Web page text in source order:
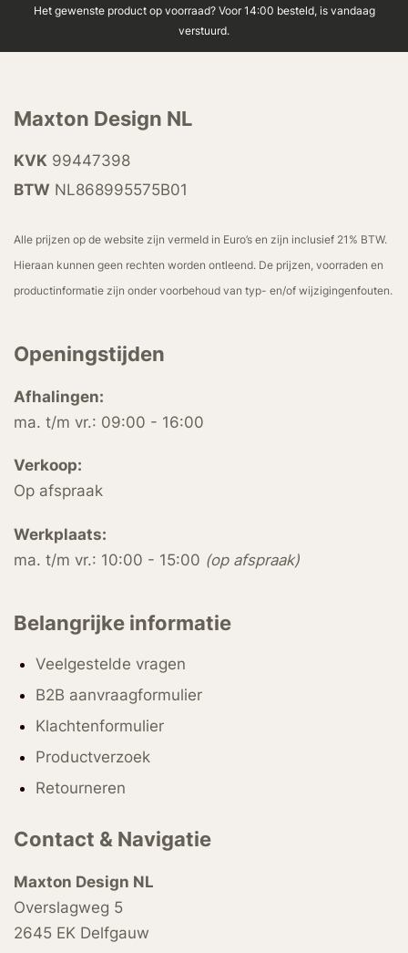
Het gewenste product op voorraad? Voor 14:00 besteld, is vandaag
verstuurd.
Maxton Design NL
KVK 99447398
BTW NL868995575B01
Alle prijzen op de website zijn vermeld in Euro’s en zijn inclusief 21% BTW.
Hieraan kunnen geen rechten worden ontleend. De prijzen, voorraden en
productinformatie zijn onder voorbehoud van typ- en/of wijzigingenfouten.
Openingstijden
Afhalingen:
ma. t/m vr.: 09:00 - 16:00
Verkoop:
Op afspraak
Werkplaats:
ma. t/m vr.: 10:00 - 15:00 (op afspraak)
Belangrijke informatie
Veelgestelde vragen
B2B aanvraagformulier
Klachtenformulier
Productverzoek
Retourneren
Contact & Navigatie
Maxton Design NL
Overslagweg 5
2645 EK Delfgauw